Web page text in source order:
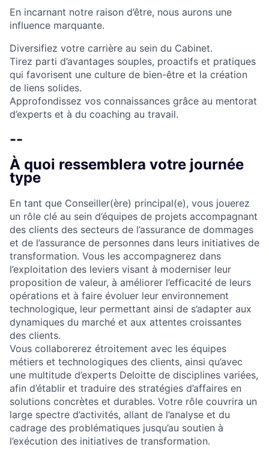
En incarnant notre raison d’être, nous aurons une
influence marquante.
Diversifiez votre carrière au sein du Cabinet.
Tirez parti d’avantages souples, proactifs et pratiques
qui favorisent une culture de bien-être et la création
de liens solides.
Approfondissez vos connaissances grâce au mentorat
d’experts et à du coaching au travail.
--
À quoi ressemblera votre journée
type
En tant que Conseiller(ère) principal(e), vous jouerez
un rôle clé au sein d’équipes de projets accompagnant
des clients des secteurs de l’assurance de dommages
et de l’assurance de personnes dans leurs initiatives de
transformation. Vous les accompagnerez dans
l’exploitation des leviers visant à moderniser leur
proposition de valeur, à améliorer l’efficacité de leurs
opérations et à faire évoluer leur environnement
technologique, leur permettant ainsi de s’adapter aux
dynamiques du marché et aux attentes croissantes
des clients.
Vous collaborerez étroitement avec les équipes
métiers et technologiques des clients, ainsi qu’avec
une multitude d’experts Deloitte de disciplines variées,
afin d’établir et traduire des stratégies d’affaires en
solutions concrètes et durables. Votre rôle couvrira un
large spectre d’activités, allant de l’analyse et du
cadrage des problématiques jusqu’au soutien à
l’exécution des initiatives de transformation.